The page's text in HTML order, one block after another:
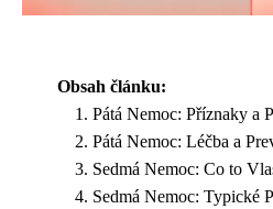
Obsah článku:
Pátá Nemoc: Příznaky a
Pátá Nemoc: Léčba a
Sedmá Nemoc: Co to
Sedmá Nemoc: Typické